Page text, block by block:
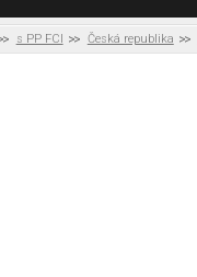
s PP FCI Česká republika